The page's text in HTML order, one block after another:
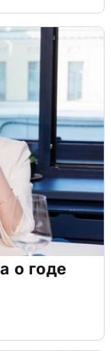
о годе